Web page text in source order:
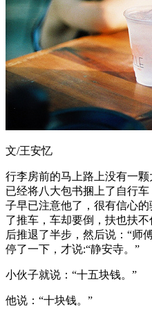
文/王安忆
行李房前的马上路上没有一
已经将八大包书捆上了自行
子早已注意他了，很有信心
了推车，车却要倒，扶也扶
后推退了半步，然后说：“师
停了一下，才说:“静安寺。”
小伙子就说：“十五块钱。”
他说：“十块钱。”